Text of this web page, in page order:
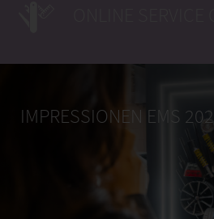
IMPRESSIONEN EMS